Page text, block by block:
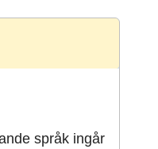
språk ingår